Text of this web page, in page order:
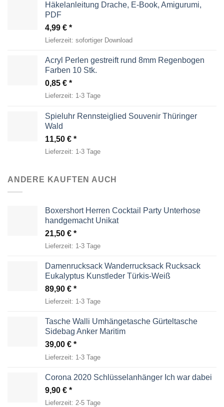
Häkelanleitung Drache, E-Book, Amigurumi,
PDF
4,99 €
Lieferzeit: sofortiger Download
Acryl Perlen gestreift rund 8mm Regenbogen
Farben 10 Stk.
0,85 €
Lieferzeit: 1-3 Tage
Spieluhr Rennsteiglied Souvenir Thüringer
Wald
11,50 €
Lieferzeit: 1-3 Tage
ANDERE KAUFTEN AUCH
Boxershort Herren Cocktail Party Unterhose
handgemacht Unikat
21,50 €
Lieferzeit: 1-3 Tage
Damenrucksack Wanderrucksack Rucksack
Eukalyptus Kunstleder Türkis-Weiß
89,90 €
Lieferzeit: 1-3 Tage
Tasche Walli Umhängetasche Gürteltasche
Sidebag Anker Maritim
39,00 €
Lieferzeit: 1-3 Tage
Corona 2020 Schlüsselanhänger Ich war dabei
9,90 €
Lieferzeit: 2-5 Tage